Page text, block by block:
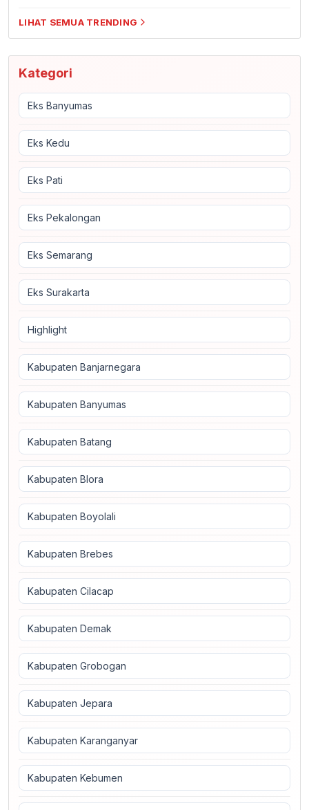
LIHAT SEMUA TRENDING
Kategori
Eks Banyumas
Eks Kedu
Eks Pati
Eks Pekalongan
Eks Semarang
Eks Surakarta
Highlight
Kabupaten Banjarnegara
Kabupaten Banyumas
Kabupaten Batang
Kabupaten Blora
Kabupaten Boyolali
Kabupaten Brebes
Kabupaten Cilacap
Kabupaten Demak
Kabupaten Grobogan
Kabupaten Jepara
Kabupaten Karanganyar
Kabupaten Kebumen